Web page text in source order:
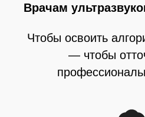
Врачам
Чтобы освоить
— чтобы